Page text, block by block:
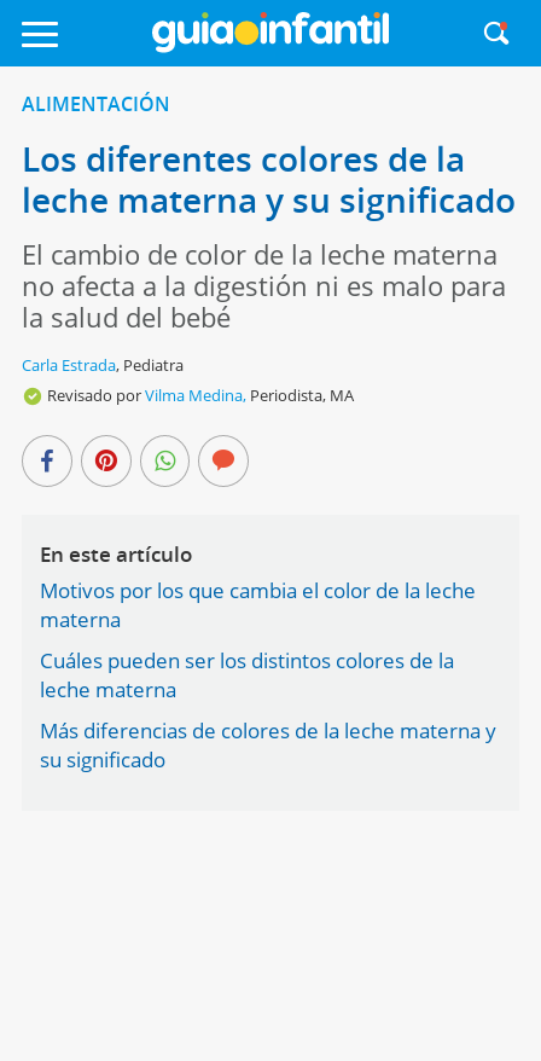
ALIMENTACIÓN
Los diferentes colores de la
leche materna y su significado
El cambio de color de la leche materna
no afecta a la digestión ni es malo para
la salud del bebé
Carla Estrada, Pediatra
Revisado porVilma Medina, Periodista, MA
En este artículo
Motivos por los que cambia el color de la leche
materna
Cuáles pueden ser los distintos colores de la
leche materna
Más diferencias de colores de la leche materna y
su significado